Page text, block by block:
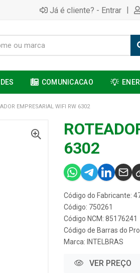
Já é cliente? - Entrar |
COMUNICACAO
EMPRESARIAL WIFI RW 6302
6302
Código do Fabricante:
Código: 750261
Código NCM: 85176241
Código de Barras do
Marca: INTELBRAS
VER PREÇO